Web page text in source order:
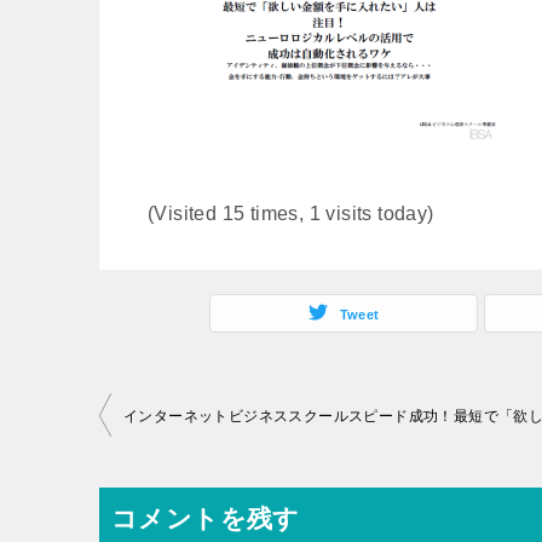
(Visited 15 times, 1 visits today)
Tweet
投
ナ
ビ
コメントを残す